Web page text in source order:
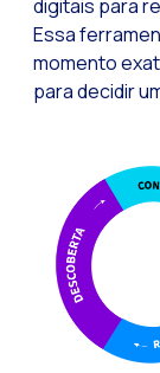
digitais para
Essa
momento
para decidir